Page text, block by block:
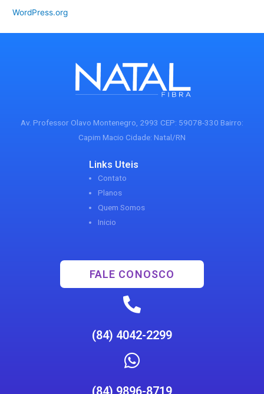
WordPress.org
Av. Professor Olavo Montenegro, 2993 CEP: 59078-330 Bairro:
Capim Macio Cidade: Natal/RN
Links Uteis
Contato
Planos
Quem Somos
Inicio
FALE CONOSCO
(84) 4042-2299
(84) 9896-8719